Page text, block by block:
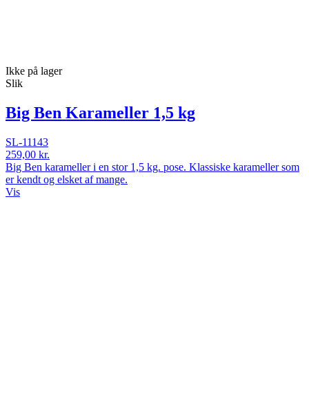
Ikke på lager
Slik
Big Ben Karameller 1,5 kg
SL-11143
259,00 kr.
Big Ben karameller i en stor 1,5 kg. pose. Klassiske karameller som
er kendt og elsket af mange.
Vis